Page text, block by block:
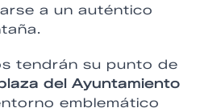
a un auténtico
tendrán su punto de
del Ayuntamiento
emblemático